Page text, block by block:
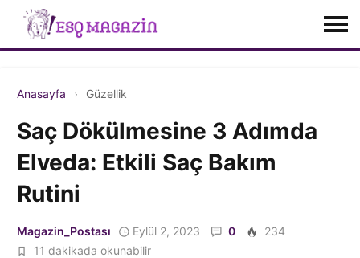
Anasayfa Güzellik
Saç Dökülmesine 3 Adımda
Elveda: Etkili Saç Bakım
Rutini
Magazin_Postası Eylül 2, 2023 0
234
11 dakikada okunabilir